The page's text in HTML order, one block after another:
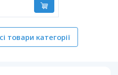
товари категорії